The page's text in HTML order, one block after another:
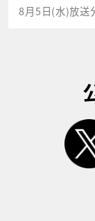
8月5日(水)放送